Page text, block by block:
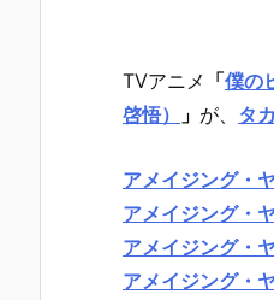
TVアニメ 「僕の
啓悟）
」 が、 タ
アメイジング・
アメイジング・
アメイジング・
アメイジング・